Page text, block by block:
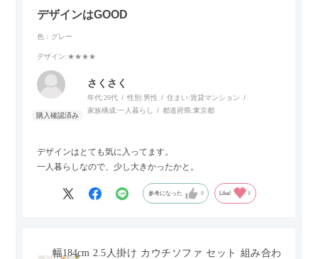
デザインはGOOD
色：グレー
デザイン:★★★★
さくさく
年代:20代 性別:男性 住まい:賃貸マンション
家族構成:一人暮らし 都道府県:東京都
デザインはとても気に入ってます。
一人暮らしなので、少し大きかったかと。
参考になった 0 Like! 0
幅184cm 2.5人掛け カウチソファ セット 組み合わ